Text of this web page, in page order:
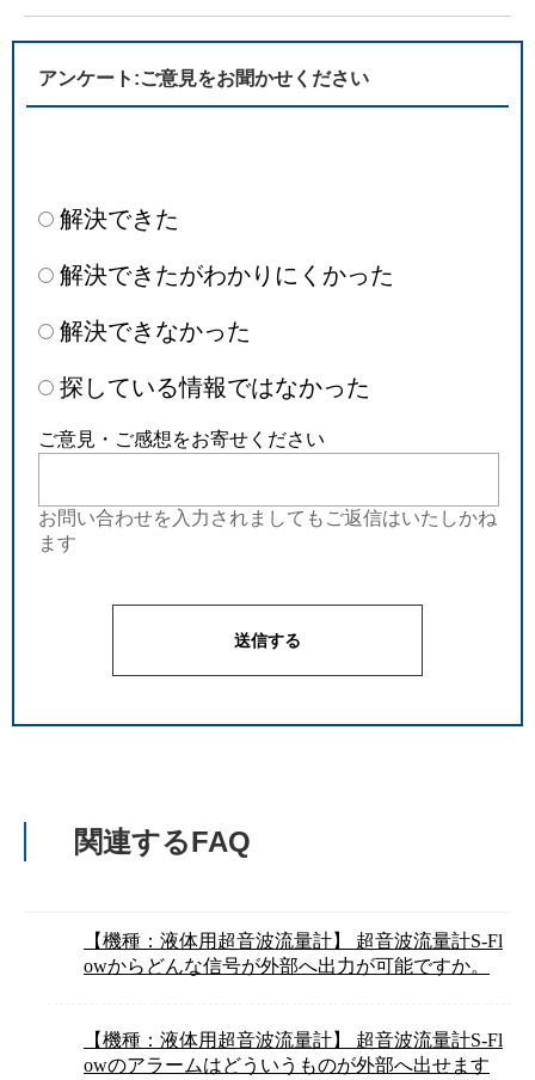
アンケート:ご意見をお聞かせください
解決できた
解決できたがわかりにくかった
解決できなかった
探している情報ではなかった
ご意見・ご感想をお寄せください
お問い合わせを入力されましてもご返信はいたしかね
ます
関連するFAQ
【機種：液体用超音波流量計】 超音波流量計S-Fl
owからどんな信号が外部へ出力が可能ですか。
【機種：液体用超音波流量計】 超音波流量計S-Fl
owのアラームはどういうものが外部へ出せます